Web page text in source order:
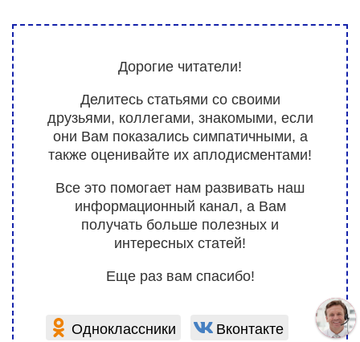
Дорогие читатели!
Делитесь статьями со своими
друзьями, коллегами, знакомыми, если
они Вам показались симпатичными, а
также оценивайте их аплодисментами!
Все это помогает нам развивать наш
информационный канал, а Вам
получать больше полезных и
интересных статей!
Еще раз вам спасибо!
Одноклассники Вконтакте